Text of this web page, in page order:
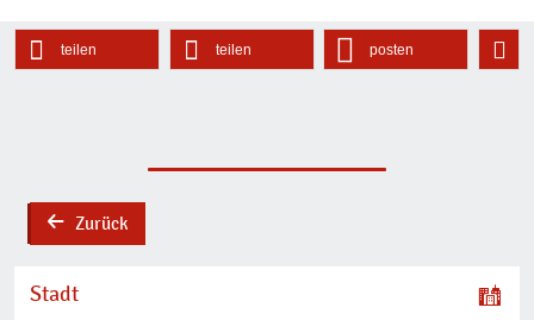
teilen teilen posten
backZurück
Stadt